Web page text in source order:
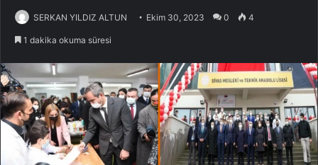
SERKAN YILDIZ ALTUN Ekim 30, 2023 0 4
1 dakika okuma süresi